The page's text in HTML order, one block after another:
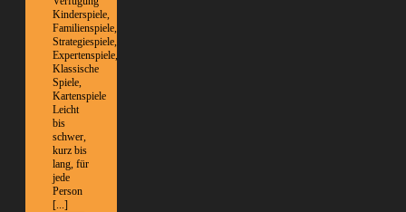
Kinderspiele,
Familienspiele,
Strategiespiele,
Expertenspiele,
Klassische
Spiele,
Kartenspiele
Leicht
bis
schwer,
kurz bis
lang, für
jede
Person
[...]